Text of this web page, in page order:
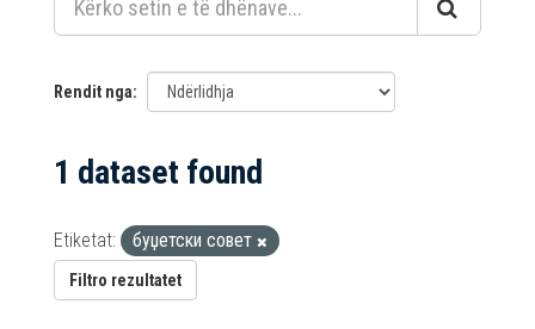
Rendit nga
1 dataset found
Etiketat: буџетски совет
Filtro rezultatet